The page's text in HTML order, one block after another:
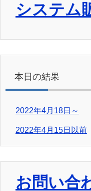
システム
本日の結果
2022年4月18日～
2022年4月15日以前
お問い合